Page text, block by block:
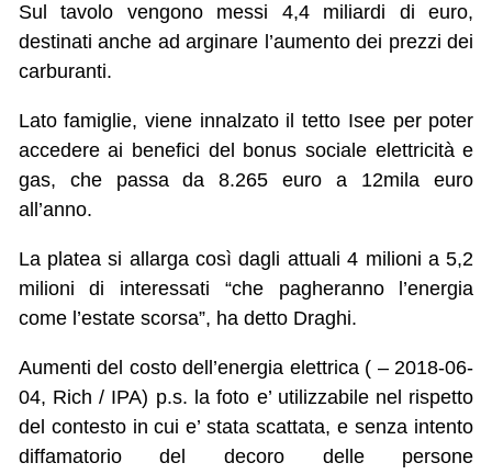
Sul tavolo vengono messi 4,4 miliardi di euro,
destinati anche ad arginare l’aumento dei prezzi dei
carburanti.
Lato famiglie, viene innalzato il tetto Isee per poter
accedere ai benefici del bonus sociale elettricità e
gas, che passa da 8.265 euro a 12mila euro
all’anno.
La platea si allarga così dagli attuali 4 milioni a 5,2
milioni di interessati “che pagheranno l’energia
come l’estate scorsa”, ha detto Draghi.
Aumenti del costo dell’energia elettrica ( – 2018-06-
04, Rich / IPA) p.s. la foto e’ utilizzabile nel rispetto
del contesto in cui e’ stata scattata, e senza intento
diffamatorio del decoro delle persone